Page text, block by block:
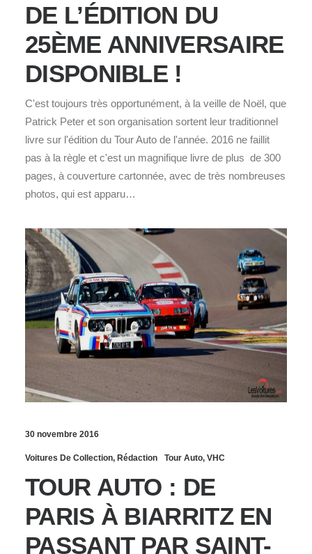
DE L’ÉDITION DU
25ÈME ANNIVERSAIRE
DISPONIBLE !
C'est toujours très opportunément, à la veille de Noël, que
Patrick Peter et son organisation sortent leur traditionnel
livre sur l'édition du Tour Auto de l'année. 2016 ne faillit
pas à la règle et c'est un magnifique livre de plus de 300
pages, à couverture cartonnée, avec de très nombreuses
photos, qui est apparu…
30 novembre 2016
Voitures De Collection, Rédaction Tour Auto, VHC
TOUR AUTO : DE
PARIS À BIARRITZ EN
PASSANT PAR SAINT-